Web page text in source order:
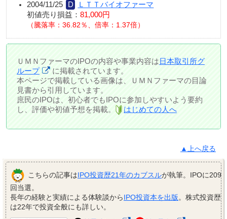
2004/11/25
ＬＴＴバイオファーマ
初値売り損益： 81,000円
騰落率：36.82％、倍率：1.37倍
ＵＭＮファーマのIPOの内容や事業内容は日本取引所グ
ループ
に掲載されています。
本ページで掲載している画像は、ＵＭＮファーマの目論
見書から引用しています。
庶民のIPOは、初心者でもIPOに参加しやすいよう要約
し、評価や初値予想を掲載。
はじめての人へ
▲上へ戻る
こちらの記事はIPO投資歴21年のカブスルが執筆。IPOに209
回当選。
長年の経験と実績による体験談からIPO投資本を出版。株式投資歴
は22年で投資全般にも詳しい。